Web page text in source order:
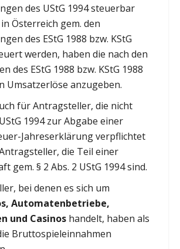
des UStG 1994 steuerbar
Österreich gem. den
des EStG 1988 bzw. KStG
werden, haben die nach den
des EStG 1988 bzw. KStG 1988
Umsatzerlöse anzugeben.
für Antragsteller, die nicht
1994 zur Abgabe einer
Jahreserklärung verpflichtet
die Teil einer
gem. § 2 Abs. 2 UStG 1994 sind.
bei denen es sich um
Automatenbetriebe,
und Casinoshandelt, haben als
Bruttospieleinnahmen